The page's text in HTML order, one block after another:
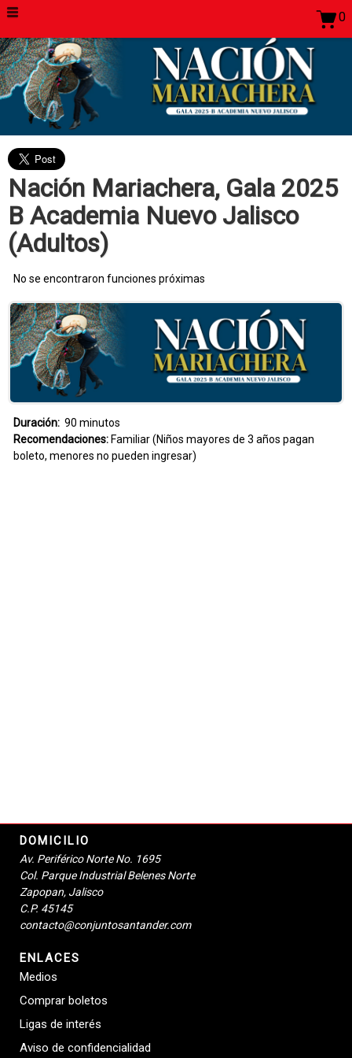
0
Nación Mariachera, Gala 2025
B Academia Nuevo Jalisco
(Adultos)
No se encontraron funciones próximas
Duración: 90 minutos
Recomendaciones: Familiar (Niños mayores de 3 años pagan
boleto, menores no pueden ingresar)
DOMICILIO
Av. Periférico Norte No. 1695
Col. Parque Industrial Belenes Norte
Zapopan, Jalisco
C.P. 45145
contacto@conjuntosantander.com
ENLACES
Medios
Comprar boletos
Ligas de interés
Aviso de confidencialidad